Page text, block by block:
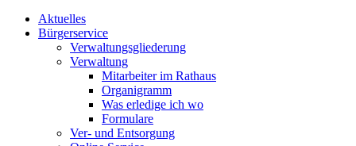
Aktuelles
Bürgerservice
Verwaltungsgliederung
Verwaltung
Mitarbeiter im Rathaus
Organigramm
Was erledige ich wo
Formulare
Ver- und Entsorgung